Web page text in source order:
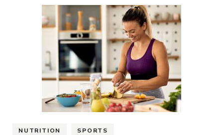
NUTRITION SPORTS